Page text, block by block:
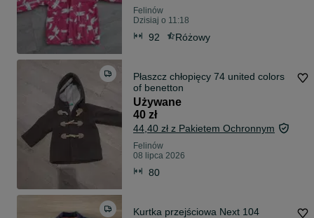
Felinów
Dzisiaj o 11:18
92 Różowy
Płaszcz chłopięcy 74 united colors
of benetton
Używane
40 zł
44,40 zł z Pakietem Ochronnym
Felinów
08 lipca 2026
80
Kurtka przejściowa Next 104